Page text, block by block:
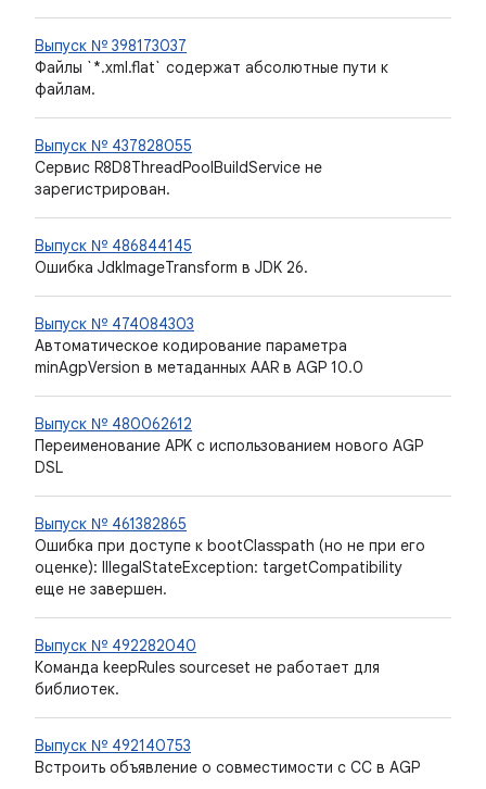
Выпуск № 398173037
Файлы `*.xml.flat` содержат абсолютные пути к
файлам.
Выпуск № 437828055
Сервис R8D8ThreadPoolBuildService не
зарегистрирован.
Выпуск № 486844145
Ошибка JdkImageTransform в JDK 26.
Выпуск № 474084303
Автоматическое кодирование параметра
minAgpVersion в метаданных AAR в AGP 10.0
Выпуск № 480062612
Переименование APK с использованием нового AGP
DSL
Выпуск № 461382865
Ошибка при доступе к bootClasspath (но не при его
оценке): IllegalStateException: targetCompatibility
еще не завершен.
Выпуск № 492282040
Команда keepRules sourceset не работает для
библиотек.
Выпуск № 492140753
Встроить объявление о совместимости с CC в AGP